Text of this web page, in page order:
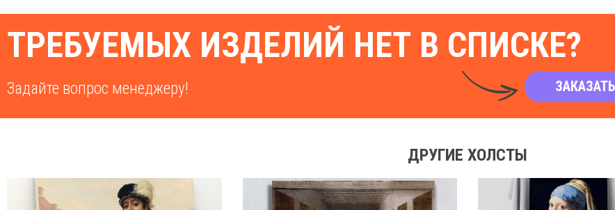
ТРЕБУЕМЫХ ИЗДЕЛИЙ НЕТ В СПИСКЕ?
Задайте вопрос менеджеру!
ДРУГИЕ ХОЛСТЫ